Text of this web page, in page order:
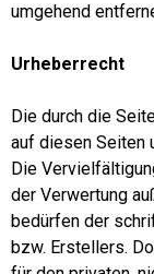
umgehend
Urheberrecht
Die durch die
auf diesen Seiten
Die
der Verwertung
bedürfen der
bzw. Erstellers.